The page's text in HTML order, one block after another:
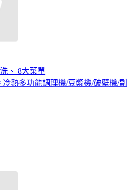
、 8大菜單
冷熱多功能調理機/豆漿機/破壁機/副